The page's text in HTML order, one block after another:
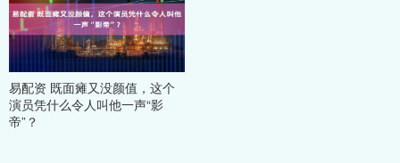
易配资 既面瘫又没颜值，这个
演员凭什么令人叫他一声“影
帝”？